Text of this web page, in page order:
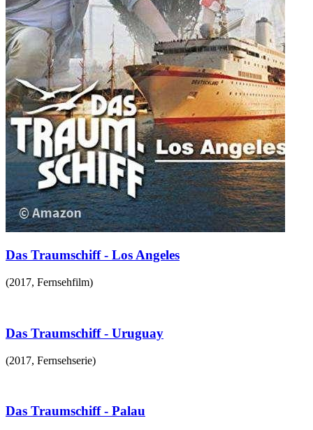
Das Traumschiff - Los Angeles
(2017, Fernsehfilm)
Das Traumschiff - Uruguay
(2017, Fernsehserie)
Das Traumschiff - Palau